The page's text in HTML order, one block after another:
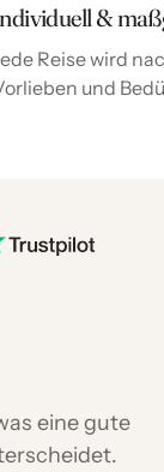
&
Reise wird
und
eine gute